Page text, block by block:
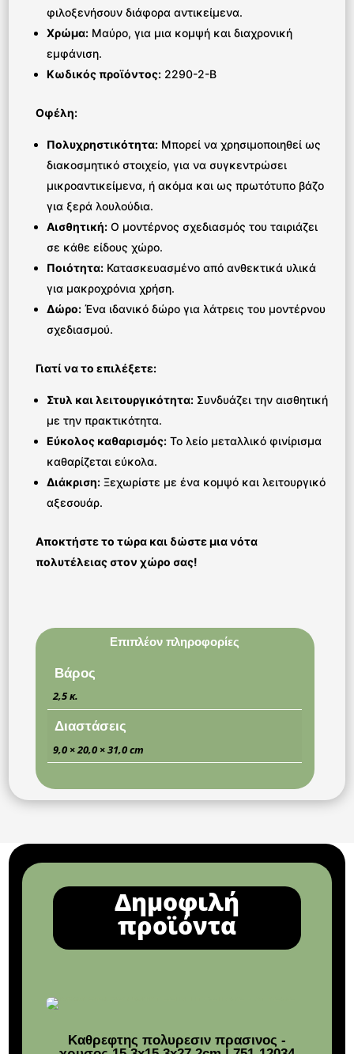
φιλοξενήσουν διάφορα αντικείμενα.
Χρώμα: Μαύρο, για μια κομψή και διαχρονική
εμφάνιση.
Κωδικός προϊόντος: 2290-2-B
Οφέλη:
Πολυχρηστικότητα: Μπορεί να χρησιμοποιηθεί ως
διακοσμητικό στοιχείο, για να συγκεντρώσει
μικροαντικείμενα, ή ακόμα και ως πρωτότυπο βάζο
για ξερά λουλούδια.
Αισθητική: Ο μοντέρνος σχεδιασμός του ταιριάζει
σε κάθε είδους χώρο.
Ποιότητα: Κατασκευασμένο από ανθεκτικά υλικά
για μακροχρόνια χρήση.
Δώρο: Ένα ιδανικό δώρο για λάτρεις του μοντέρνου
σχεδιασμού.
Γιατί να το επιλέξετε:
Στυλ και λειτουργικότητα: Συνδυάζει την αισθητική
με την πρακτικότητα.
Εύκολος καθαρισμός: Το λείο μεταλλικό φινίρισμα
καθαρίζεται εύκολα.
Διάκριση: Ξεχωρίστε με ένα κομψό και λειτουργικό
αξεσουάρ.
Αποκτήστε το τώρα και δώστε μια νότα
πολυτέλειας στον χώρο σας!
Επιπλέον πληροφορίες
Βάρος
2,5 κ.
Διαστάσεις
9,0 × 20,0 × 31,0 cm
Δημοφιλή
προϊόντα
Καθρεφτης πολυρεσιν πρασινος -